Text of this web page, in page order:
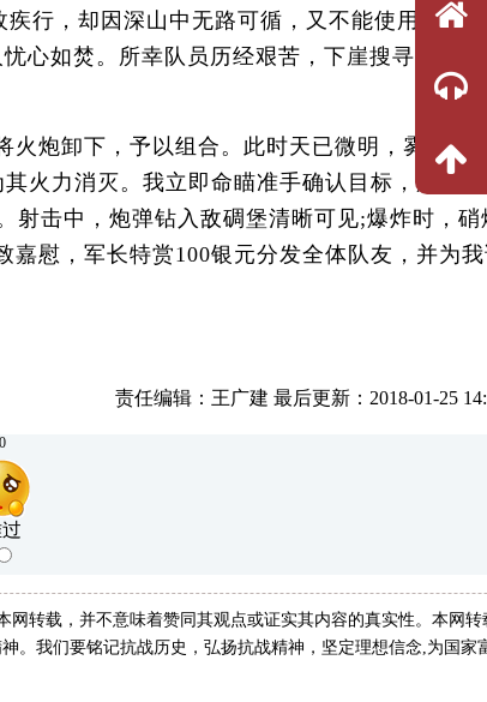
行，却因深山中无路可循，又不能使用照明
心如焚。所幸队员历经艰苦，下崖搜寻，得
炮卸下，予以组合。此时天已微明，雾亦略
火力消灭。我立即命瞄准手确认目标，炮手
射击中，炮弹钻入敌碉堡清晰可见;爆炸时，硝
慰，军长特赏100银元分发全体队友，并为
责任编辑：王广建 最后更新：2018-01-25
0
转载，并不意味着赞同其观点或证实其内容的真实性。本网转
。我们要铭记抗战历史，弘扬抗战精神，坚定理想信念,为国家